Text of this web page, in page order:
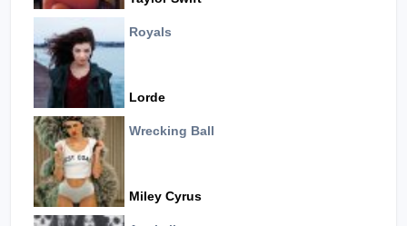
Royals
Lorde
Wrecking Ball
Miley Cyrus